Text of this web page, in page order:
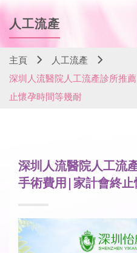
人工流產
主頁
人工流產
深圳人流醫院人工流產診所推
止懷孕時間等幾耐
深圳人流醫院人工流
手術費用|家計會終